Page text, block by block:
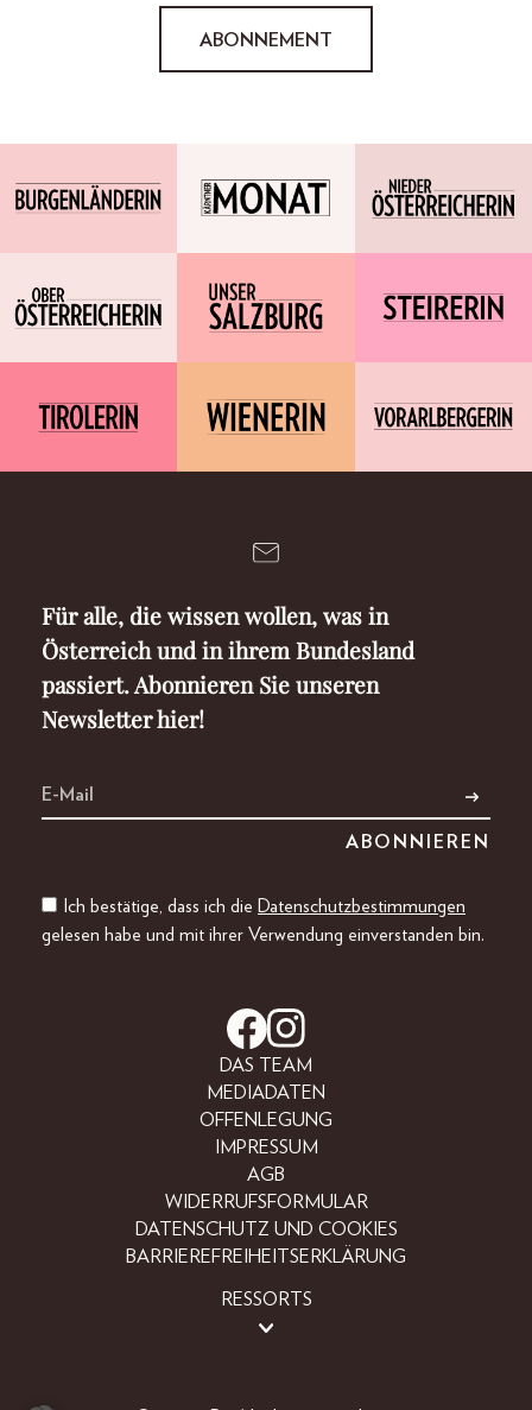
ABONNEMENT
Für alle, die wissen wollen, was in
Österreich und in ihrem Bundesland
passiert. Abonnieren Sie unseren
Newsletter hier!
Ich bestätige, dass ich die Datenschutzbestimmungen
gelesen habe und mit ihrer Verwendung einverstanden bin.
DAS TEAM
MEDIADATEN
OFFENLEGUNG
IMPRESSUM
AGB
WIDERRUFSFORMULAR
DATENSCHUTZ UND COOKIES
BARRIEREFREIHEITSERKLÄRUNG
RESSORTS